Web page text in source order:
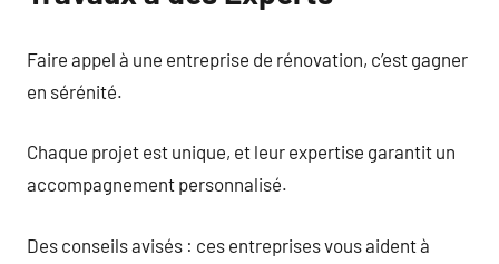
Faire appel à une entreprise de rénovation, c’est gagner
en sérénité.
Chaque projet est unique, et leur expertise garantit un
accompagnement personnalisé.
Des conseils avisés : ces entreprises vous aident à